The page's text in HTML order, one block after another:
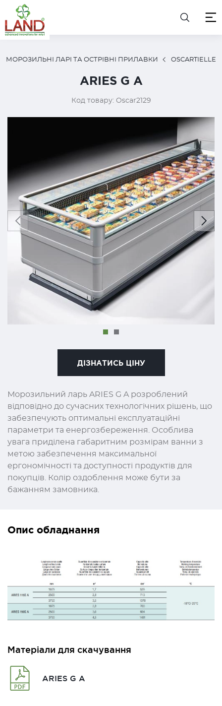
МОРОЗИЛЬНІ ЛАРІ ТА ОСТРІВНІ ПРИЛАВКИ OSCARTIELLE
ARIES G A
Код товару: Oscar2129
ДІЗНАТИСЬ ЦІНУ
Морозильний ларь ARIES G A розроблений
відповідно до сучасних технологічних рішень, що
забезпечують оптимальні експлуатаційні
параметри та енергозбереження. Особлива
увага приділена габаритним розмірам ванни з
метою забезпечення максимальної
ергономічності та доступності продуктів для
покупців. Колір оздоблення може бути за
бажанням замовника.
Опис обладнання
Матеріали для скачування
ARIES G A